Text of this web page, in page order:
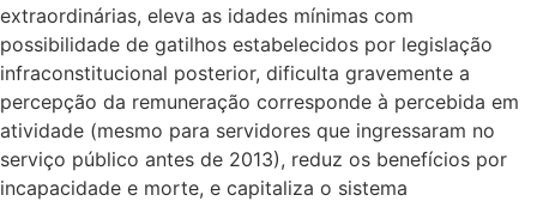
extraordinárias, eleva as idades mínimas com
possibilidade de gatilhos estabelecidos por legislação
infraconstitucional posterior, dificulta gravemente a
percepção da remuneração corresponde à percebida em
atividade (mesmo para servidores que ingressaram no
serviço público antes de 2013), reduz os benefícios por
incapacidade e morte, e capitaliza o sistema